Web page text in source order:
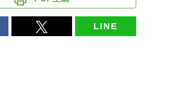
LINE